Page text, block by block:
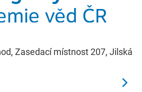
Zasedací místnost 207, Jilská